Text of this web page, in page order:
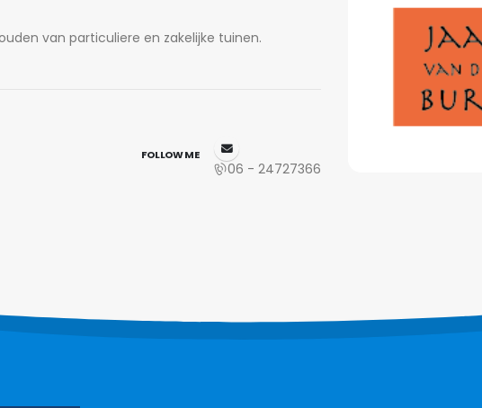
van particuliere en zakelijke tuinen.
FOLLOW ME
06 - 24727366